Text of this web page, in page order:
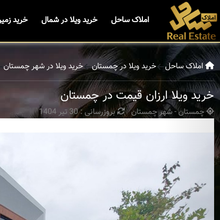
املاک ساحل خرید ویلا در شمال خرید
املاک ساحل خرید ویلا در چمستان خرید ویلا در شهر چمستان
خرید ویلا ارزان قیمت در چمستان
چمستان - شهر چمستان بروزرسانی : 30 تیر 1404